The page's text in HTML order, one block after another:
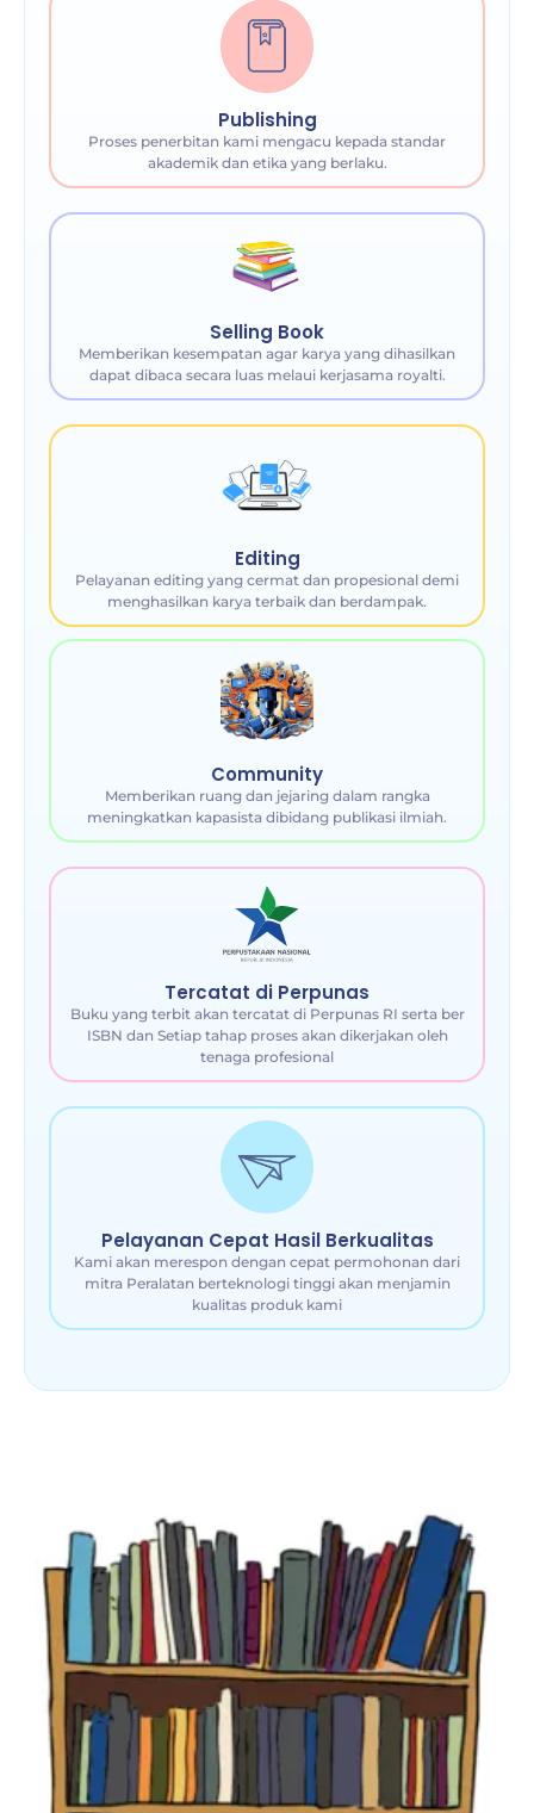
Publishing
Proses penerbitan kami mengacu kepada standar
akademik dan etika yang berlaku.
Selling Book
Memberikan kesempatan agar karya yang dihasilkan
dapat dibaca secara luas melaui kerjasama royalti.
Editing
Pelayanan editing yang cermat dan propesional demi
menghasilkan karya terbaik dan berdampak.
Community
Memberikan ruang dan jejaring dalam rangka
meningkatkan kapasista dibidang publikasi ilmiah.
Tercatat di Perpunas
Buku yang terbit akan tercatat di Perpunas RI serta ber
ISBN dan Setiap tahap proses akan dikerjakan oleh
tenaga profesional
Pelayanan Cepat Hasil Berkualitas
Kami akan merespon dengan cepat permohonan dari
mitra Peralatan berteknologi tinggi akan menjamin
kualitas produk kami